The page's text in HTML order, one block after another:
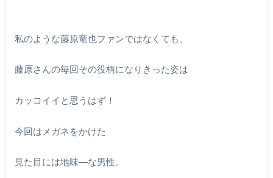
私のような藤原竜也ファンではなくても、
藤原さんの毎回その役柄になりきった姿は
カッコイイと思うはず！
今回はメガネをかけた
見た目には地味―な男性。